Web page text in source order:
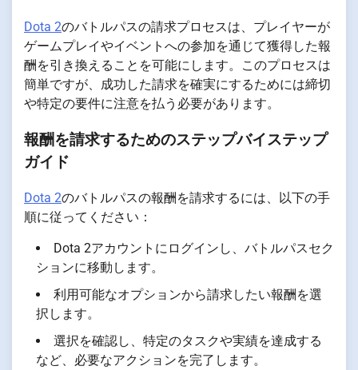
Dota 2のバトルパスの請求プロセスは、プレイヤーが
ゲームプレイやイベントへの参加を通じて獲得した報
酬を引き換えることを可能にします。このプロセスは
簡単ですが、成功した請求を確実にするためには締切
や特定の要件に注意を払う必要があります。
報酬を請求するためのステップバイステップ
ガイド
Dota 2のバトルパスの報酬を請求するには、以下の手
順に従ってください：
Dota 2アカウントにログインし、バトルパスセク
ションに移動します。
利用可能なオプションから請求したい報酬を選
択します。
選択を確認し、特定のタスクや実績を達成する
など、必要なアクションを完了します。